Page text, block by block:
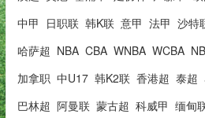
中甲 日职联 韩K联 意甲 法甲 沙特
哈萨超 NBA CBA WNBA WCBA
加拿职 中U17 韩K2联 香港超 泰超
巴林超 阿曼联 蒙古超 科威甲 缅甸